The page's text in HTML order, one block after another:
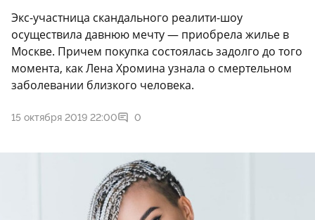
Экс-участница скандального реалити-шоу
осуществила давнюю мечту — приобрела жилье в
Москве. Причем покупка состоялась задолго до того
момента, как Лена Хромина узнала о смертельном
заболевании близкого человека.
15 октября 2019 22:00 0